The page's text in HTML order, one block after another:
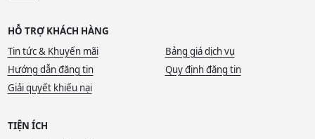
HỖ TRỢ KHÁCH HÀNG
Tin tức & Khuyến mãi
Bảng giá dịch vụ
Hướng dẫn đăng tin
Quy định đăng tin
Giải quyết khiếu nại
TIỆN ÍCH